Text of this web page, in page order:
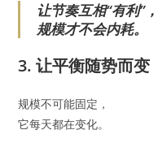
让节奏互相“有利”，
规模才不会内耗。
3. 让平衡随势而变
规模不可能固定，
它每天都在变化。